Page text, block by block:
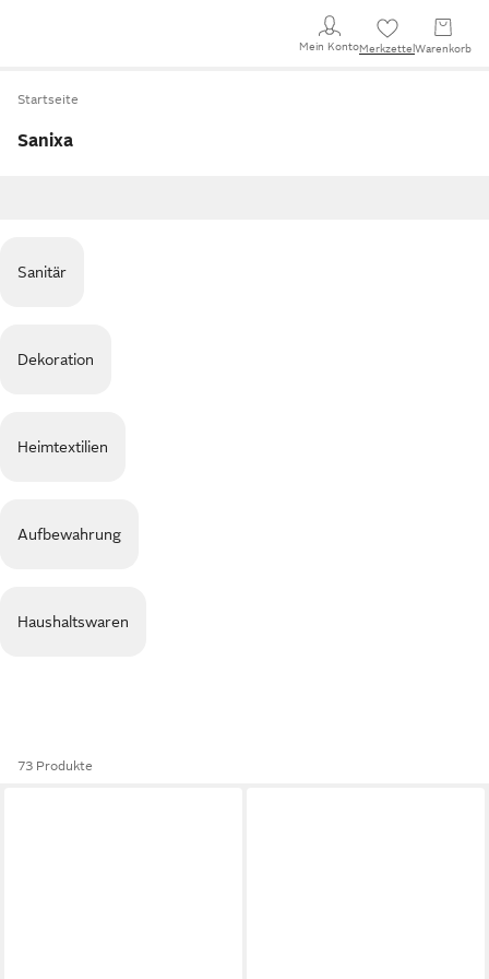
Mein KontoMerkzettel Warenkorb
Startseite
Sanixa
Sanitär
Dekoration
Heimtextilien
Aufbewahrung
Haushaltswaren
73 Produkte